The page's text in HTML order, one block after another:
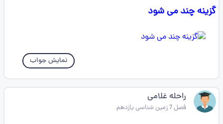
گزینه چند می شود
نمایش جواب
راحله غلامی
فصل 7 زمین شناسی یازدهم